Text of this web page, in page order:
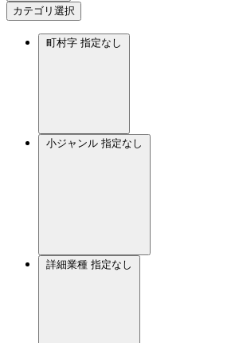
カテゴリ選択
町村字 指定なし
小ジャンル 指定なし
詳細業種 指定なし